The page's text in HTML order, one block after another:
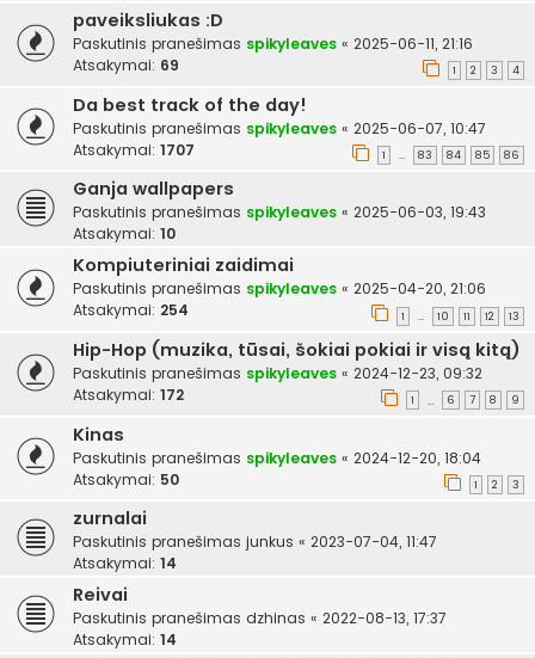
paveiksliukas :D
Paskutinis pranešimas spikyleaves « 2025-06-11, 21:16
Atsakymai: 69 1 2 3 4
Da best track of the day!
Paskutinis pranešimas spikyleaves « 2025-06-07, 10:47
Atsakymai: 1707 1 … 83 84 85 86
Ganja wallpapers
Paskutinis pranešimas spikyleaves « 2025-06-03, 19:43
Atsakymai: 10
Kompiuteriniai zaidimai
Paskutinis pranešimas spikyleaves « 2025-04-20, 21:06
Atsakymai: 254 1 … 10 11 12 13
Hip-Hop (muzika, tūsai, šokiai pokiai ir visą kitą)
Paskutinis pranešimas spikyleaves « 2024-12-23, 09:32
Atsakymai: 172 1 … 6 7 8 9
Kinas
Paskutinis pranešimas spikyleaves « 2024-12-20, 18:04
Atsakymai: 50 1 2 3
zurnalai
Paskutinis pranešimas junkus « 2023-07-04, 11:47
Atsakymai: 14
Reivai
Paskutinis pranešimas dzhinas « 2022-08-13, 17:37
Atsakymai: 14